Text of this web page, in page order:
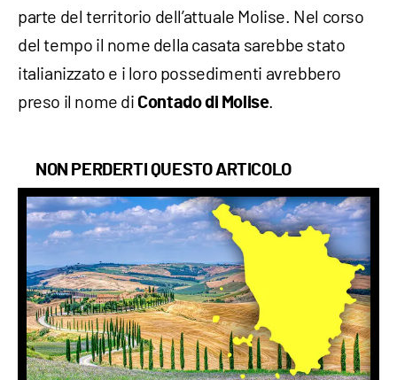
parte del territorio dell’attuale Molise. Nel corso
del tempo il nome della casata sarebbe stato
italianizzato e i loro possedimenti avrebbero
preso il nome di Contado di Molise.
NON PERDERTI QUESTO ARTICOLO